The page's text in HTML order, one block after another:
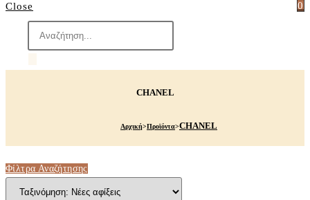
0
Close
search
CHANEL
Αρχική>Προϊόντα>CHANEL
Φίλτρα Αναζήτησης